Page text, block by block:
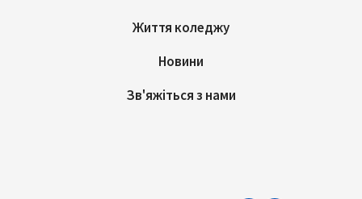
Життя коледжу
Новини
Зв'яжіться з нами